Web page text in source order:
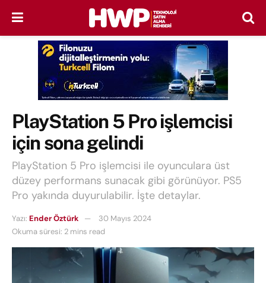
PlayStation 5 Pro işlemcisi
için sona gelindi
PlayStation 5 Pro işlemcisi ile oyunculara üst
düzey performans sunacak gibi görünüyor. PS5
Pro yakında duyurulabilir. İşte detaylar.
Yazı: Ender Öztürk
30 Mayıs 2024
Okuma süresi: 2 mins read